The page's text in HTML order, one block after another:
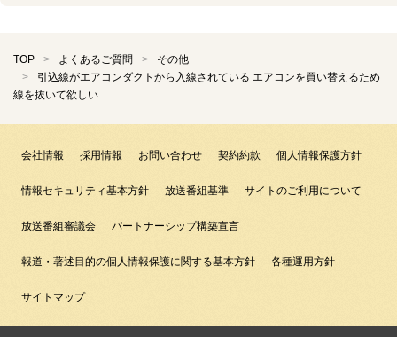
TOP よくあるご質問
その他
引込線がエアコンダクトから入線されている エアコンを買い替えるため
線を抜いて欲しい
会社情報 採用情報 お問い合わせ 契約約款 個人情報保護方針
情報セキュリティ基本方針 放送番組基準 サイトのご利用について
放送番組審議会 パートナーシップ構築宣言
報道・著述目的の個人情報保護に関する基本方針 各種運用方針
サイトマップ